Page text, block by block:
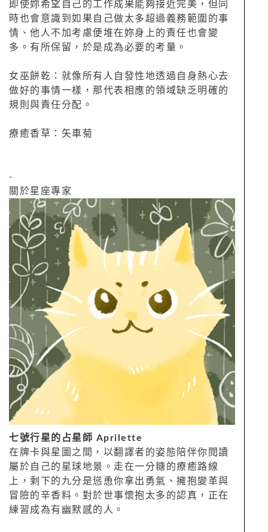
即使妳希望自己的工作成果能夠接近完美，但同
時也會意識到如果自己做太多超過義務範圍的事
情、他人不加考慮便堆在妳身上的責任也會變
多。有所保留，於是成為必要的考量。
女巫餅乾：就像所有人自發性地透過自身熱心去
做好的事情一樣，那代表相應的領域缺乏明確的
規則與責任分配。
療癒香草：矢車菊
-
關於星座專家
七號行星的占星師 Aprilette
在牌卡與星圖之間，以翻譯者的姿態陪伴你閱讀
屬於自己的星球地景。走在一分糖的療癒路線
上，剩下的九分是慫恿你拿出勇氣、擁抱變革與
冒險的辛香料。對於世事懷抱太多的認真，正在
練習成為有幽默感的人。